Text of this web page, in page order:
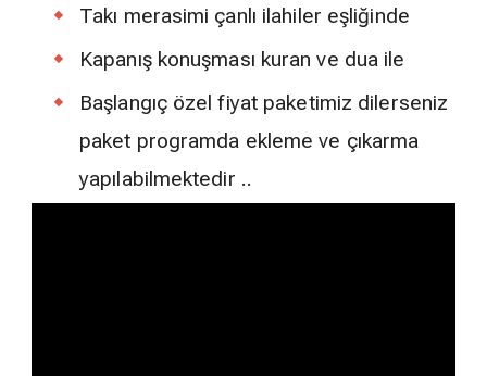
Takı merasimi çanlı ilahiler eşliğinde
Kapanış konuşması kuran ve dua ile
Başlangıç özel fiyat paketimiz dilerseniz
paket programda ekleme ve çıkarma
yapılabilmektedir ..